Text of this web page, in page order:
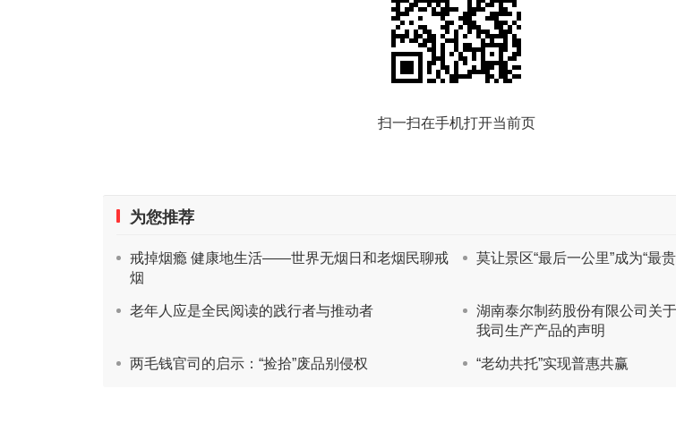
扫一扫在手机打开当前页
为您推荐
戒掉烟瘾 健康地生活——世界无烟日和老烟民聊戒
烟
莫让景区“最后一公里”成为“最
老年人应是全民阅读的践行者与推动者
湖南泰尔制药股份有限公司关
我司生产产品的声明
两毛钱官司的启示：“捡拾”废品别侵权 “老幼共托”实现普惠共赢